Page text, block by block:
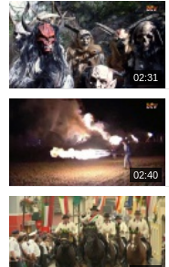
02:31
02:40